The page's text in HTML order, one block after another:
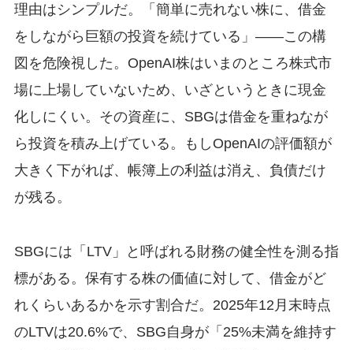
理由はシンプルだ。「簡単に売れない株に、借金
をしながら巨額の投資を続けている」——この構
図を危険視した。OpenAI株はいまのところ株式市
場に上場していないため、いざというときに現金
化しにくい。その資産に、SBGは借金を重ねなが
ら投資を積み上げている。もしOpenAIの評価額が
大きく下がれば、帳簿上の利益は消え、負債だけ
が残る。
SBGには「LTV」と呼ばれる財務の健全性を測る指
標がある。保有する株の価値に対して、借金がど
れくらいあるかを示す割合だ。2025年12月末時点
のLTVは20.6%で、SBG自身が「25%未満を維持す